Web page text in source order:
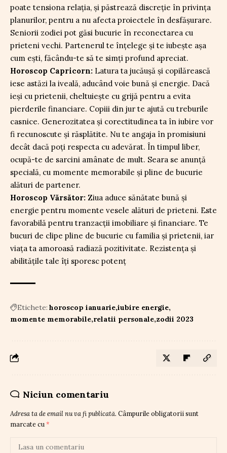
poate tensiona relația, și păstrează discreție în privința
planurilor, pentru a nu afecta proiectele în desfășurare.
Seniorii zodiei pot găsi bucurie în reconectarea cu
prieteni vechi. Partenerul te înțelege și te iubește așa
cum ești, făcându-te să te simți profund apreciat.
Horoscop Capricorn: Latura ta jucăușă și copilărească
iese astăzi la iveală, aducând voie bună și energie. Dacă
ieși cu prietenii, cheltuiește cu grijă pentru a evita
pierderile financiare. Copiii din jur te ajută cu treburile
casnice. Generozitatea și corectitudinea ta în iubire vor
fi recunoscute și răsplătite. Nu te angaja în promisiuni
decât dacă poți respecta cu adevărat. În timpul liber,
ocupă-te de sarcini amânate de mult. Seara se anunță
specială, cu momente memorabile și pline de bucurie
alături de partener.
Horoscop Vărsător: Ziua aduce sănătate bună și
energie pentru momente vesele alături de prieteni. Este
favorabilă pentru tranzacții imobiliare și financiare. Te
bucuri de clipe pline de bucurie cu familia și prietenii, iar
viața ta amoroasă radiază pozitivitate. Rezistența și
abilitățile tale îți sporesc potenț
Etichete: horoscop ianuarie iubire energie
momente memorabile relatii personale zodii 2023
Niciun comentariu
Adresa ta de email nu va fi publicată. Câmpurile obligatorii sunt
marcate cu *